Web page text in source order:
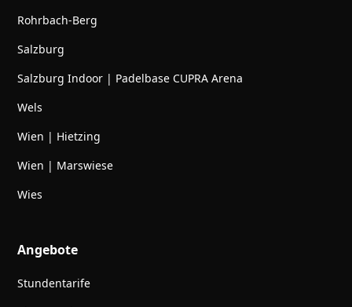
Rohrbach-Berg
Salzburg
Salzburg Indoor | Padelbase CUPRA Arena
Wels
Wien | Hietzing
Wien | Marswiese
Wies
Angebote
Stundentarife